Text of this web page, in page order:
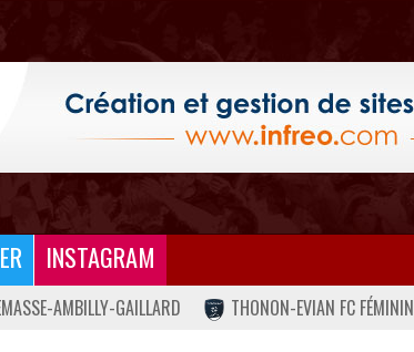
INSTAGRAM
AMBILLY-GAILLARD THONON-EVIAN FC FÉMININ